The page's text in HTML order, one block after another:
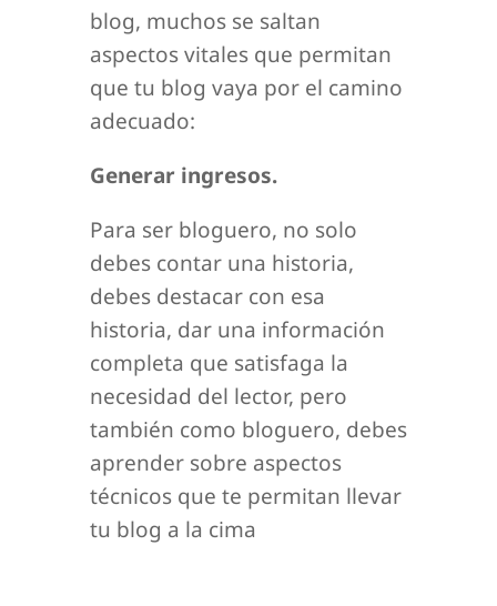
blog, muchos se saltan
aspectos vitales que permitan
que tu blog vaya por el camino
adecuado:
Generar ingresos.
Para ser bloguero, no solo
debes contar una historia,
debes destacar con esa
historia, dar una información
completa que satisfaga la
necesidad del lector, pero
también como bloguero, debes
aprender sobre aspectos
técnicos que te permitan llevar
tu blog a la cima